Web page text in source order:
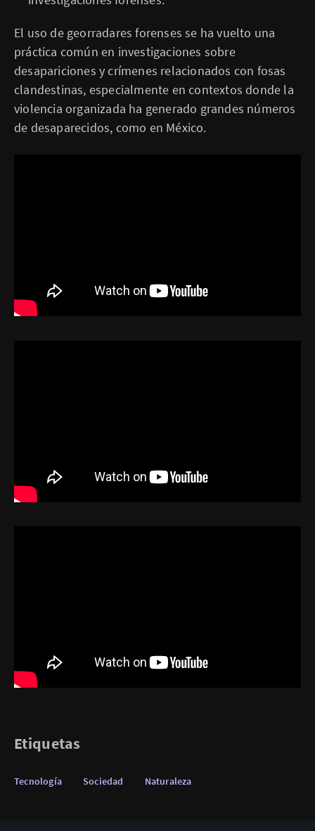
El uso de georradares forenses se ha vuelto una
práctica común en investigaciones sobre
desapariciones y crímenes relacionados con fosas
clandestinas, especialmente en contextos donde la
violencia organizada ha generado grandes números
de desaparecidos, como en México.
Etiquetas
Tecnología Sociedad Naturaleza